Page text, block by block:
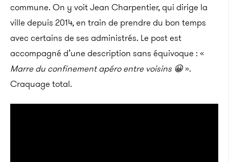
commune. On y voit Jean Charpentier, qui dirige la
ville depuis 2014, en train de prendre du bon temps
avec certains de ses administrés. Le post est
accompagné d’une description sans équivoque : «
Marre du confinement apéro entre voisins 😀».
Craquage total.